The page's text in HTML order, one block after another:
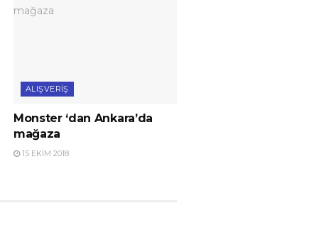
ALIŞVERIŞ
Monster ‘dan Ankara’da
mağaza
15 EKIM 2018